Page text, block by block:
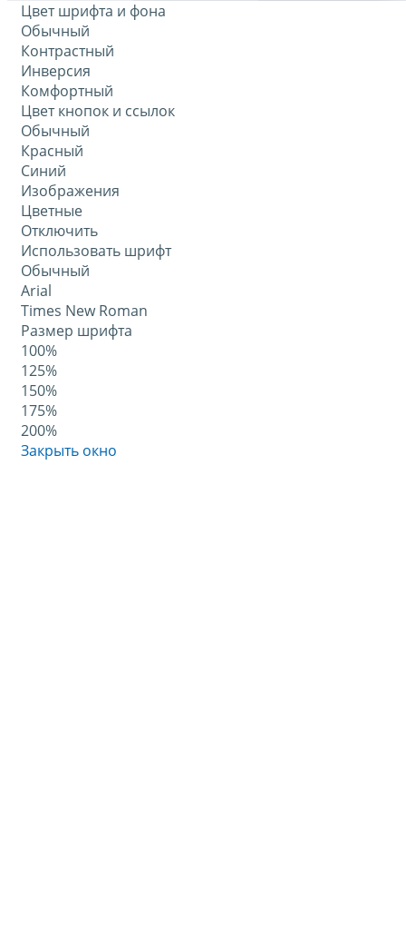
Цвет шрифта и фона
Обычный
Контрастный
Инверсия
Комфортный
Цвет кнопок и ссылок
Обычный
Красный
Синий
Изображения
Цветные
Отключить
Использовать шрифт
Обычный
Arial
Times New Roman
Размер шрифта
100%
125%
150%
175%
200%
Закрыть окно